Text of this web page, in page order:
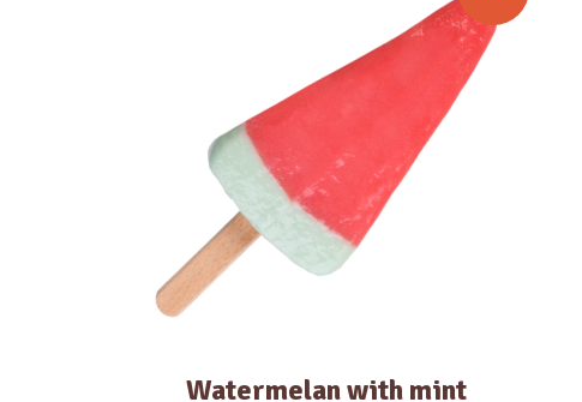
Watermelan with mint